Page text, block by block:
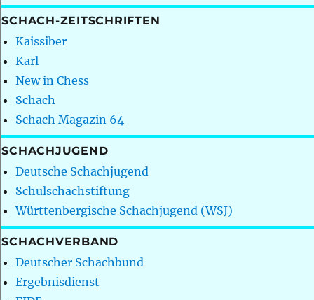
SCHACH-ZEITSCHRIFTEN
Kaissiber
Karl
New in Chess
Schach
Schach Magazin 64
SCHACHJUGEND
Deutsche Schachjugend
Schulschachstiftung
Württenbergische Schachjugend (WSJ)
SCHACHVERBAND
Deutscher Schachbund
Ergebnisdienst